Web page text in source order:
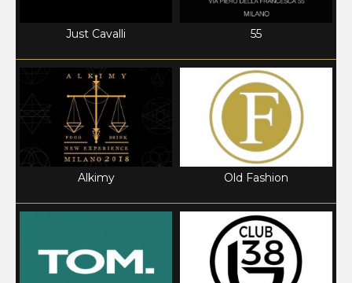
Just Cavalli 55
Alkimy Old Fashion